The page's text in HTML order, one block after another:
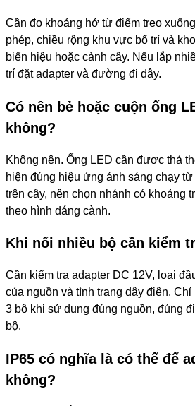
Cần đo khoảng hở từ điểm treo
phép, chiều rộng khu vực bố trí và
biển hiệu hoặc cành cây. Nếu lắp
trí đặt adapter và đường đi dây.
Có nên bẻ hoặc cuộn ống
không?
Không nên. Ống LED cần được thả
hiện đúng hiệu ứng ánh sáng chạy
trên cây, nên chọn nhánh có khoảng
theo hình dáng cành.
Khi nối nhiều bộ cần kiểm
Cần kiểm tra adapter DC 12V, loại
của nguồn và tình trạng dây điện.
3 bộ khi sử dụng đúng nguồn, đúng
bộ.
IP65 có nghĩa là có thể để
không?